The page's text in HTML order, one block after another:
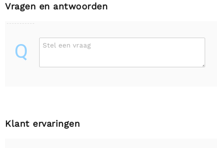
Vragen en antwoorden
Q Stel een vraag
Klant ervaringen